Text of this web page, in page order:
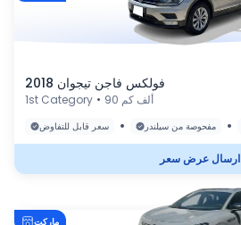
فولكس فاجن تيجوان 2018
1st Category • 90 ألف كم
سعر قابل للتفاوض
• مفحوصة من سيلندر •
ارسال عرض سعر
ماركت